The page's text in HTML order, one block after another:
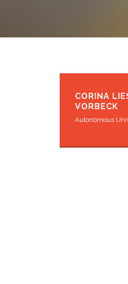
CORINA
VORBECK
Autonomous